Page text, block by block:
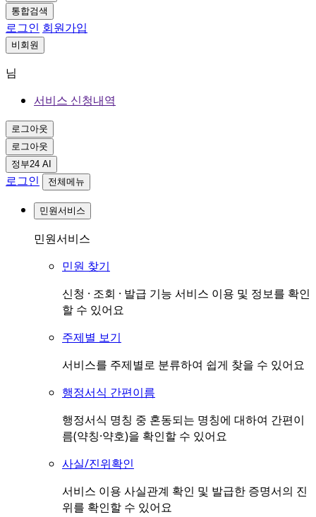
통합검색
로그인 회원가입
비회원
님
서비스 신청내역
로그아웃
로그아웃
정부24 AI
로그인 전체메뉴
민원서비스
민원서비스
민원 찾기
신청 · 조회 · 발급 기능 서비스 이용 및 정보를 확인
할 수 있어요
주제별 보기
서비스를 주제별로 분류하여 쉽게 찾을 수 있어요
행정서식 간편이름
행정서식 명칭 중 혼동되는 명칭에 대하여 간편이
름(약칭·약호)을 확인할 수 있어요
사실/진위확인
서비스 이용 사실관계 확인 및 발급한 증명서의 진
위를 확인할 수 있어요